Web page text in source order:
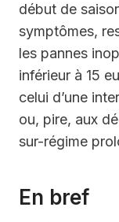
début de
symptômes,
les pannes
inférieur à 15
celui d’une
ou, pire, aux
sur-régime
En bref